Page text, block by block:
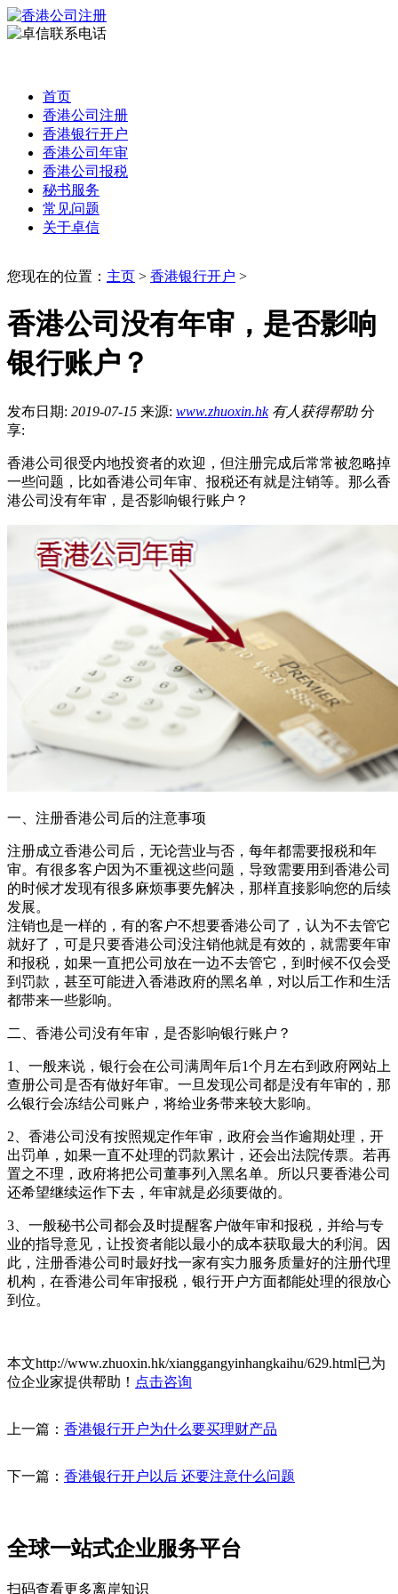
首页
香港公司注册
香港银行开户
香港公司年审
香港公司报税
秘书服务
常见问题
关于卓信
您现在的位置： 主页 > 香港银行开户 >
香港公司没有年审，是否影响
银行账户？
发布日期: 2019-07-15 来源: www.zhuoxin.hk 有人获得帮助 分
享:
香港公司很受内地投资者的欢迎，但注册完成后常常被忽略掉
一些问题，比如香港公司年审、报税还有就是注销等。那么香
港公司没有年审，是否影响银行账户？
一、注册香港公司后的注意事项
注册成立香港公司后，无论营业与否，每年都需要报税和年
审。有很多客户因为不重视这些问题，导致需要用到香港公司
的时候才发现有很多麻烦事要先解决，那样直接影响您的后续
发展。
注销也是一样的，有的客户不想要香港公司了，认为不去管它
就好了，可是只要香港公司没注销他就是有效的，就需要年审
和报税，如果一直把公司放在一边不去管它，到时候不仅会受
到罚款，甚至可能进入香港政府的黑名单，对以后工作和生活
都带来一些影响。
二、香港公司没有年审，是否影响银行账户？
1、一般来说，银行会在公司满周年后1个月左右到政府网站上
查册公司是否有做好年审。一旦发现公司都是没有年审的，那
么银行会冻结公司账户，将给业务带来较大影响。
2、香港公司没有按照规定作年审，政府会当作逾期处理，开
出罚单，如果一直不处理的罚款累计，还会出法院传票。若再
置之不理，政府将把公司董事列入黑名单。所以只要香港公司
还希望继续运作下去，年审就是必须要做的。
3、一般秘书公司都会及时提醒客户做年审和报税，并给与专
业的指导意见，让投资者能以最小的成本获取最大的利润。因
此，注册香港公司时最好找一家有实力服务质量好的注册代理
机构，在香港公司年审报税，银行开户方面都能处理的很放心
到位。
本文http://www.zhuoxin.hk/xianggangyinhangkaihu/629.html已为
位企业家提供帮助！ 点击咨询
上一篇： 香港银行开户为什么要买理财产品
下一篇： 香港银行开户以后 还要注意什么问题
全球一站式企业服务平台
扫码查看更多离岸知识